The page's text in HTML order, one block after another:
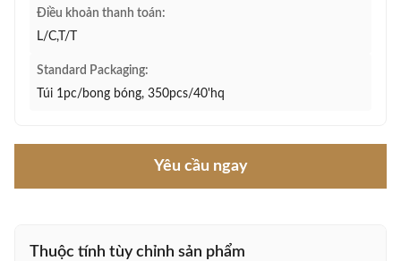
Điều khoản thanh toán:
L/C,T/T
Standard Packaging:
Túi 1pc/bong bóng, 350pcs/40'hq
Yêu cầu ngay
Thuộc tính tùy chỉnh sản phẩm